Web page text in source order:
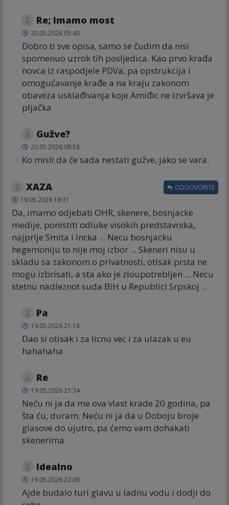
Re; Imamo most
20.05.2026 05:40
Dobro ti sve opisa, samo se čudim da nisi
spomenuo uzrok tih posljedica. Kao prvo krađa
novca iz raspodjele PDVa, pa opstrukcija i
omogućavanje krađe a na kraju zakonom
obaveza usklađivanja koje Amiđic ne izvršava je
pljačka
Gužve?
20.05.2026 08:58
Ko misli da će sada nestati gužve, jako se vara.
XAZA
19.05.2026 19:31
Da, imamo odjebati OHR, skenere, bosnjacke
medije, ponistiti odluke visokih predstavnika,
najprije Smita i Incka ... Necu bosnjacku
hegemoniju to nije moj izbor ... Skeneri nisu u
skladu sa zakonom o privatnosti, otisak prsta ne
mogu izbrisati, a sta ako je zloupotrebljen ... Necu
stetnu nadleznot suda BiH u Republici Srpskoj ...
ODGOVORITE
Pa
19.05.2026 21:18
Dao si otisak i za licnu vec i za ulazak u eu
hahahaha
Re
19.05.2026 21:34
Neću ni ja da me ova vlast krade 20 godina, pa
šta ću, duram. Neću ni ja da u Doboju broje
glasove do ujutro, pa ćemo vam dohakati
skenerima.
Idealno
19.05.2026 22:06
Ajde budalo turi glavu u ladnu vodu i dodji do